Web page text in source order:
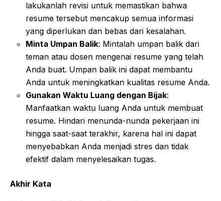
lakukanlah revisi untuk memastikan bahwa
resume tersebut mencakup semua informasi
yang diperlukan dan bebas dari kesalahan.
Minta Umpan Balik: Mintalah umpan balik dari
teman atau dosen mengenai resume yang telah
Anda buat. Umpan balik ini dapat membantu
Anda untuk meningkatkan kualitas resume Anda.
Gunakan Waktu Luang dengan Bijak:
Manfaatkan waktu luang Anda untuk membuat
resume. Hindari menunda-nunda pekerjaan ini
hingga saat-saat terakhir, karena hal ini dapat
menyebabkan Anda menjadi stres dan tidak
efektif dalam menyelesaikan tugas.
Akhir Kata